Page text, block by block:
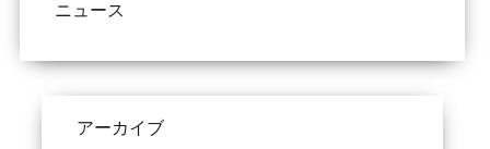
ニュース
アーカイブ